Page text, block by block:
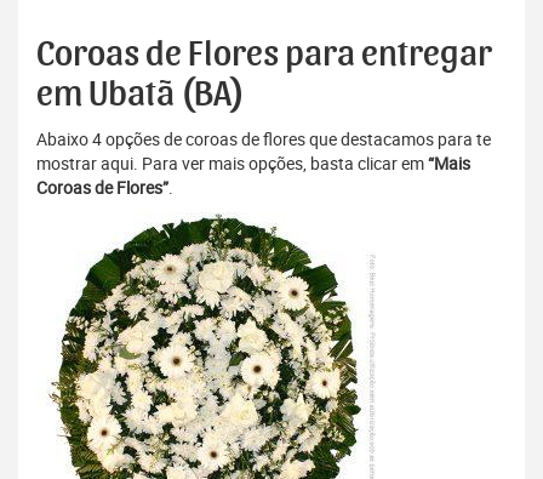
Coroas de Flores para entregar
em Ubatã (BA)
Abaixo 4 opções de coroas de flores que destacamos para te
mostrar aqui. Para ver mais opções, basta clicar em“Mais
Coroas de Flores”.